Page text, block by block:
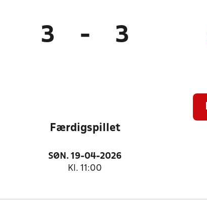
3 - 3
Færdigspillet
SØN. 19-04-2026
Kl. 11:00